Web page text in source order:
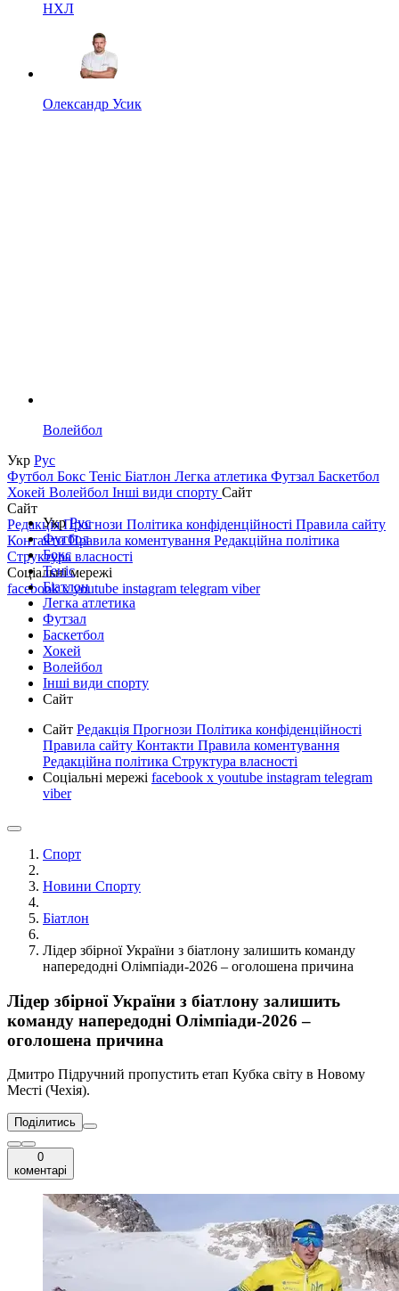
НХЛ
Олександр Усик
Волейбол
Укр Рус
Футбол Бокс Теніс Біатлон Легка атлетика Футзал Баскетбол
Хокей Волейбол Інші види спорту Сайт
Сайт
РедакціяПрогнози Політика конфіденційності Правила сайту
КонтактиПравила коментування Редакційна політика
Структура власності
Соціальні мережі
facebookxyoutube instagram telegram viber
УкрРус
Футбол
Бокс
Теніс
Біатлон
Легка атлетика
Футзал
Баскетбол
Хокей
Волейбол
Інші види спорту
Сайт
Сайт Редакція Прогнози Політика конфіденційності
Правила сайту Контакти Правила коментування
Редакційна політика Структура власності
Соціальні мережі facebook x youtube instagram telegram
viber
Спорт
Новини Спорту
Біатлон
Лідер збірної України з біатлону залишить команду
напередодні Олімпіади-2026 – оголошена причина
Лідер збірної України з біатлону залишить
команду напередодні Олімпіади-2026 –
оголошена причина
Дмитро Підручний пропустить етап Кубка світу в Новому
Месті (Чехія).
Поділитись
0
коментарі